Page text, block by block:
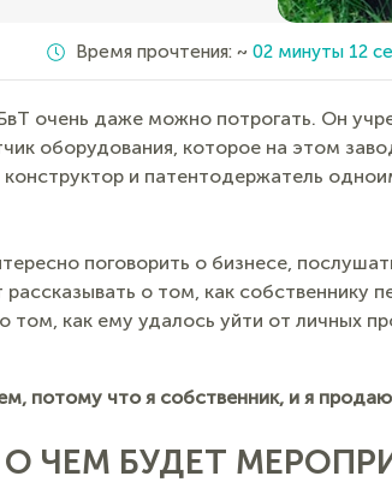
Время прочтения: ~ 02 минуты 12
очень даже можно потрогать. Он
оборудования, которое на этом
и патентодержатель
поговорить о бизнесе,
о том, как собственнику
том, как ему удалось уйти от личных
потому что я собственник, и я
О ЧЕМ БУДЕТ